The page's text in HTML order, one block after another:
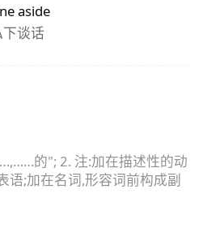
aside
谈话
的"; 2. 注:加在描述性的动
语;加在名词,形容词前构成副